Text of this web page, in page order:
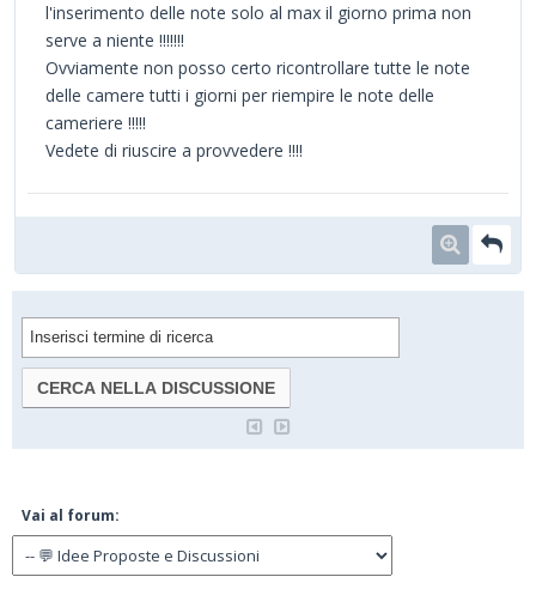
l'inserimento delle note solo al max il giorno prima non
serve a niente !!!!!!!
Ovviamente non posso certo ricontrollare tutte le note
delle camere tutti i giorni per riempire le note delle
cameriere !!!!!
Vedete di riuscire a provvedere !!!!
Vai al forum: